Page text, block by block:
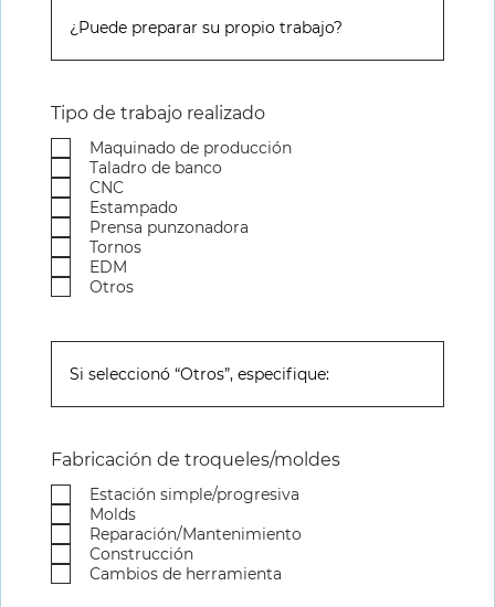
Tipo de trabajo realizado
Maquinado de producción
Taladro de banco
CNC
Estampado
Prensa punzonadora
Tornos
EDM
Otros
Fabricación de troqueles/moldes
Estación simple/progresiva
Molds
Reparación/Mantenimiento
Construcción
Cambios de herramienta